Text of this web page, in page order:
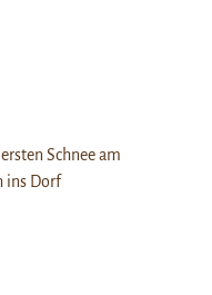
Schnee am
ins Dorf